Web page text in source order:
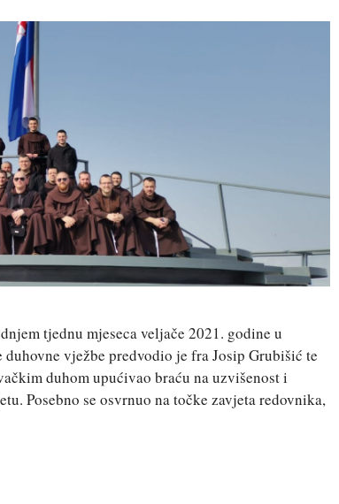
tjednu mjeseca veljače 2021. godine u
vježbe predvodio je fra Josip Grubišić te
duhom upućivao braću na uzvišenost i
Posebno se osvrnuo na točke zavjeta redovnika,